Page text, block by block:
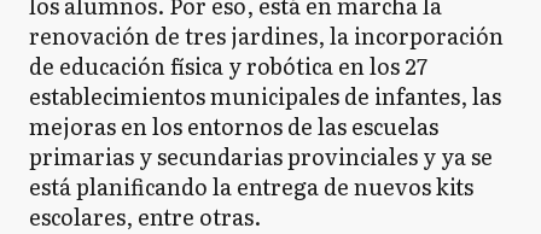
renovación de tres jardines, la incorporación
de educación física y robótica en los 27
establecimientos municipales de infantes, las
mejoras en los entornos de las escuelas
primarias y secundarias provinciales y ya se
está planificando la entrega de nuevos kits
escolares, entre otras.